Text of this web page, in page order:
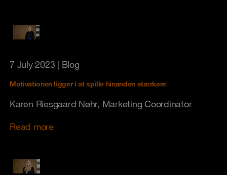
7 July 2023 | Blog
Motivationen ligger i at spille hinanden stærkere
Karen Riesgaard Nøhr, Marketing Coordinator
Read more